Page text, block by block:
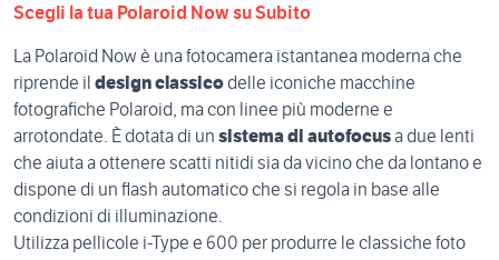
Scegli la tua Polaroid Now su Subito
La Polaroid Now è una fotocamera istantanea moderna che
riprende il design classicodelle iconiche macchine
fotografiche Polaroid, ma con linee più moderne e
arrotondate. È dotata di un sistema di autofocusa due lenti
che aiuta a ottenere scatti nitidi sia da vicino che da lontano e
dispone di un flash automatico che si regola in base alle
condizioni di illuminazione.
Utilizza pellicole i-Type e 600 per produrre le classiche foto